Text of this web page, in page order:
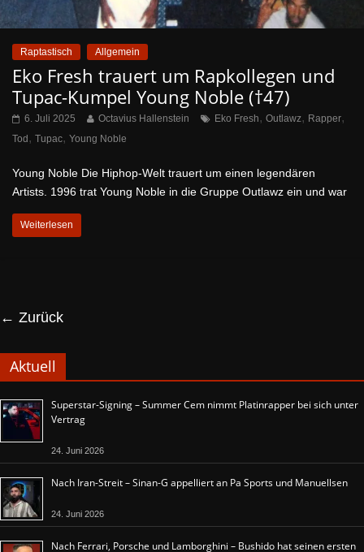
Raptastisch Allgemein
Eko Fresh trauert um Rapkollegen und
Tupac-Kumpel Young Noble (†47)
6. Juli 2025 Octavius Hallenstein Eko Fresh, Outlawz, Rapper,
Tod, Tupac, Young Noble
Young Noble Die Hiphop-Welt trauert um einen legendären
Artists. 1996 trat Young Noble in die Gruppe Outlawz ein und war
Weiterlesen
← Zurück
Aktuell
Superstar-Signing – Summer Cem nimmt Platinrapper bei sich unter
Vertrag
24. Juni 2026
Nach Iran-Streit – Sinan-G appelliert an Pa Sports und Manuellsen
24. Juni 2026
Nach Ferrari, Porsche und Lamborghini – Bushido hat seinen ersten